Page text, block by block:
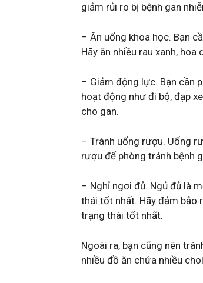
giảm rủi ro bị bệnh gan
– Ăn uống khoa học. Bạn
Hãy ăn nhiều rau xanh,
– Giảm động lực. Bạn cần
hoạt động như đi bộ, đạp
cho gan.
– Tránh uống rượu. Uống
rượu để phòng tránh bệnh
– Nghỉ ngơi đủ. Ngủ đủ là
thái tốt nhất. Hãy đảm bảo
trạng thái tốt nhất.
Ngoài ra, bạn cũng nên
nhiều đồ ăn chứa nhiều